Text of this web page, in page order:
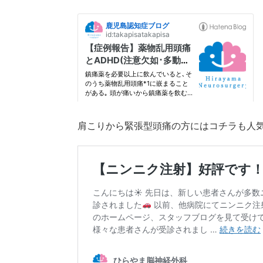
肩こりから緊張型頭痛の方にはコチラも人